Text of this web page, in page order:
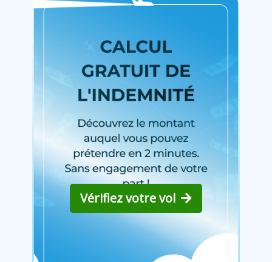
Vérifiez votre vol